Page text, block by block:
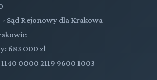
Sąd Rejonowy dla Krakowa
683 000 zł
0000 2119 9600 1003